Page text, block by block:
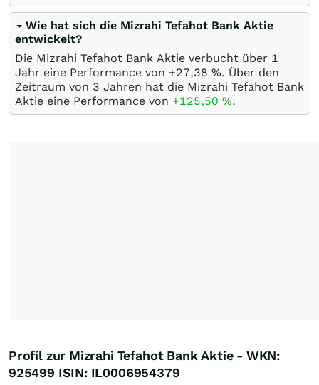
Wie hat sich die Mizrahi Tefahot Bank Aktie
entwickelt?
Die Mizrahi Tefahot Bank Aktie verbucht über 1
Jahr eine Performance von +27,38 %. Über den
Zeitraum von 3 Jahren hat die Mizrahi Tefahot Bank
Aktie eine Performance von +125,50 %.
Profil zur Mizrahi Tefahot Bank Aktie - WKN:
925499 ISIN: IL0006954379